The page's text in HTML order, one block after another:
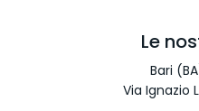
Le
Bari
Via Ignazio